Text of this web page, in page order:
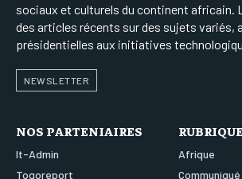
sociaux et culturels du continent africain.
des articles récents sur des sujets variés,
présidentielles aux initiatives
NEWSLETTER
NOS PARTENIAIRES
It-Admin
Togoreport
Afrique
Communiqué